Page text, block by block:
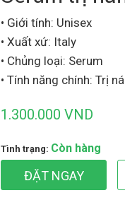
• Giới tính: Unisex
• Xuất xứ: Italy
• Chủng loại: Serum
• Tính năng chính: Trị
1.300.000 VND
Tình trạng: Còn hàng
ĐẶT NGAY